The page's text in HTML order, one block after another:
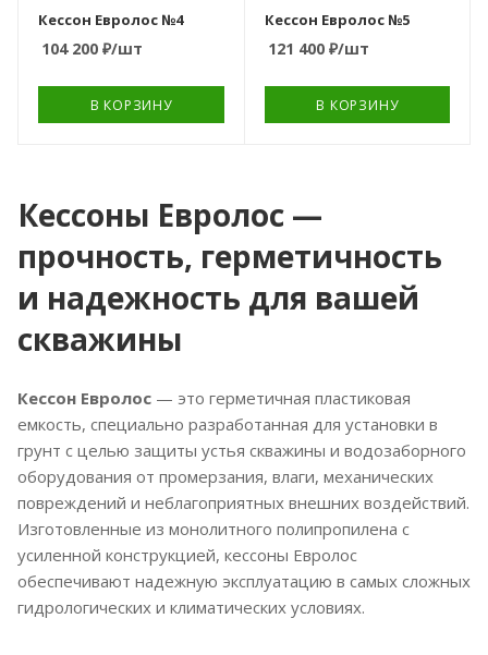
Кессон Евролос №4
104 200 ₽/шт
В КОРЗИНУ
Кессон Евролос №5
121 400₽/шт
В КОРЗИНУ
Кессоны Евролос —
прочность, герметичность
и надежность для вашей
скважины
Кессон Евролос — это герметичная пластиковая
емкость, специально разработанная для установки в
грунт с целью защиты устья скважины и водозаборного
оборудования от промерзания, влаги, механических
повреждений и неблагоприятных внешних воздействий.
Изготовленные из монолитного полипропилена с
усиленной конструкцией, кессоны Евролос
обеспечивают надежную эксплуатацию в самых сложных
гидрологических и климатических условиях.